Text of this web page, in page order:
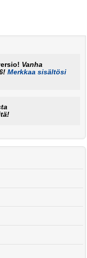
Vanha
Merkkaa sisältösi